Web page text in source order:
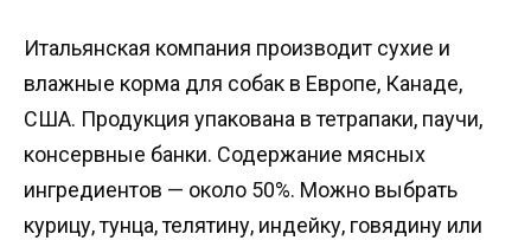
Итальянская компания производит сухие и
влажные корма для собак в Европе, Канаде,
США. Продукция упакована в тетрапаки, паучи,
консервные банки. Содержание мясных
ингредиентов — около 50%. Можно выбрать
курицу, тунца, телятину, индейку, говядину или